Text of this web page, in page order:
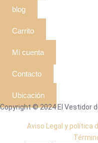
blog
Carrito
Mi cuenta
Contacto
Ubicación
Copyright © 2024 El Vestidor
Aviso Legal y política